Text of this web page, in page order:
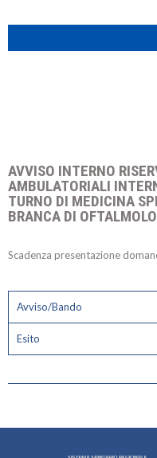
AVVISO INTERNO
AMBULATORIALI
TURNO DI MEDICINA
BRANCA DI
Scadenza presentazione
Avviso/Bando
Esito